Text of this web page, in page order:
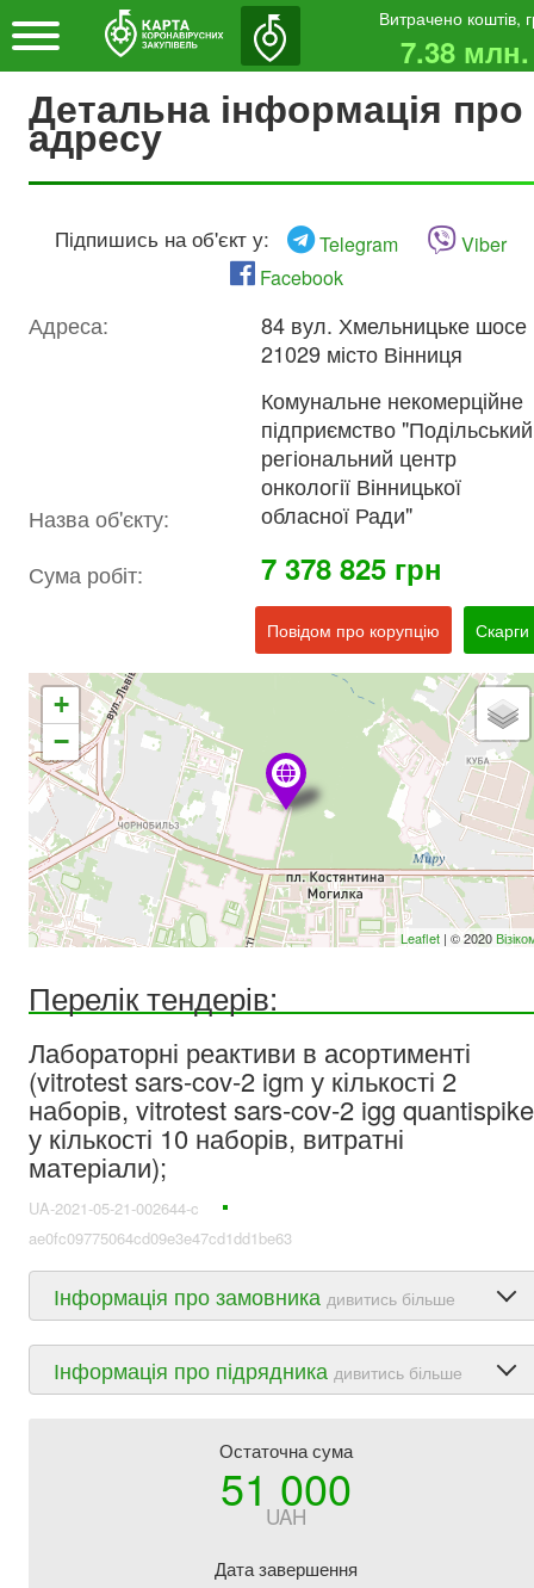
Витрачено коштів,
7.38 млн.
Детальна інформація про
адресу
Підпишись на об'єкт у: Telegram
Viber
Facebook
Адреса:
84 вул. Хмельницьке шосе
21029 місто Вінниця
Назва об'єкту:
Комунальне некомерційне
підприємство "Подільський
регіональний центр
онкології Вінницької
обласної Ради"
Сума робіт:
7 378 825 грн
Повідом про корупцію Скарги
+
−
Leaflet | © 2020
Перелік тендерів:
Лабораторні реактиви в асортименті
(vitrotest sars-cov-2 igm у кількості 2
наборів, vitrotest sars-cov-2 igg quantispike
у кількості 10 наборів, витратні
матеріали);
UA-2021-05-21-002644-c
ae0fc09775064cd09e3e47cd1dd1be63
Інформація про замовника дивитись більше
Інформація про підрядника дивитись більше
Остаточна сума
51 000
UAH
Дата завершення